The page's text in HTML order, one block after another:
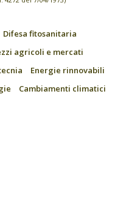
Difesa fitosanitaria
agricoli e mercati
Energie rinnovabili
Cambiamenti climatici